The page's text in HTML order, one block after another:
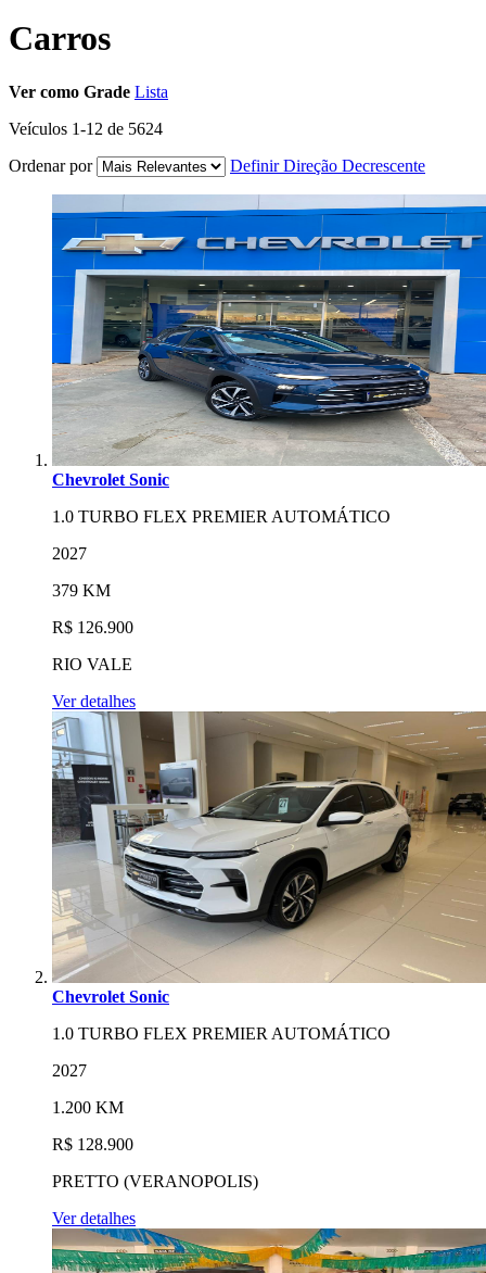
Carros
Ver como Grade Lista
Veículos 1-12 de 5624
Ordenar por
Definir Direção Decrescente
Chevrolet Sonic
1.0 TURBO FLEX PREMIER AUTOMÁTICO
2027
379 KM
R$ 126.900
RIO VALE
Ver detalhes
Chevrolet Sonic
1.0 TURBO FLEX PREMIER AUTOMÁTICO
2027
1.200 KM
R$ 128.900
PRETTO (VERANOPOLIS)
Ver detalhes